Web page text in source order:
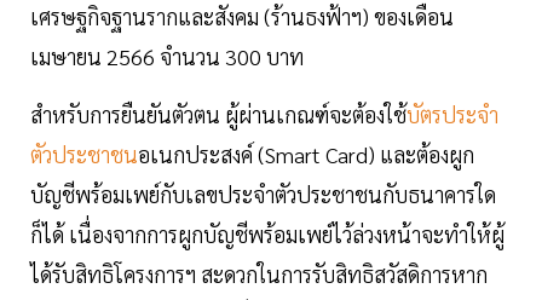
เศรษฐกิจฐานรากและสังคม (ร้านธงฟ้าฯ) ของเดือน
เมษายน 2566 จำนวน 300 บาท
สำหรับการยืนยันตัวตน ผู้ผ่านเกณฑ์จะต้องใช้บัตรประจำ
ตัวประชาชนอเนกประสงค์ (Smart Card) และต้องผูก
บัญชีพร้อมเพย์กับเลขประจำตัวประชาชนกับธนาคารใด
ก็ได้ เนื่องจากการผูกบัญชีพร้อมเพย์ไว้ล่วงหน้าจะทำให้ผู้
ได้รับสิทธิโครงการฯ สะดวกในการรับสิทธิสวัสดิการหาก